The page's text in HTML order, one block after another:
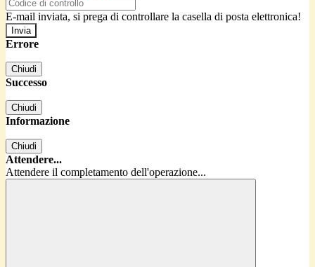
E-mail inviata, si prega di controllare la casella di posta elettronica!
Errore
Chiudi
Successo
Chiudi
Informazione
Chiudi
Attendere...
Attendere il completamento dell'operazione...